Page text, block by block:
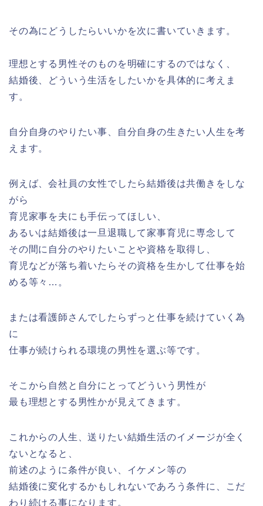
その為にどうしたらいいかを次に書いていきます。
理想とする男性そのものを明確にするのではなく、
結婚後、どういう生活をしたいかを具体的に考えま
す。
自分自身のやりたい事、
自分自身の生きたい人生を考
えます。
例えば、会社員の女性でしたら結婚後は共働きをしな
がら
育児家事を夫にも手伝ってほしい、
あるいは結婚後は一旦退職して家事育児に専念して
その間に自分のやりたいことや資格を取得し、
育児などが落ち着いたらその資格を生かして仕事を始
める等々…。
または看護師さんでしたらずっと仕事を続けていく為
に
仕事が続けられる環境の男性を選ぶ等です。
そこから自然と自分にとってどういう男性が
最も理想とする男性かが見えてきます。
これからの人生、送りたい結婚生活のイメージが全く
ないとなると、
前述のように条件が良い、イケメン等の
結婚後に変化するかもしれないであろう条件に、こだ
わり続ける事になります。